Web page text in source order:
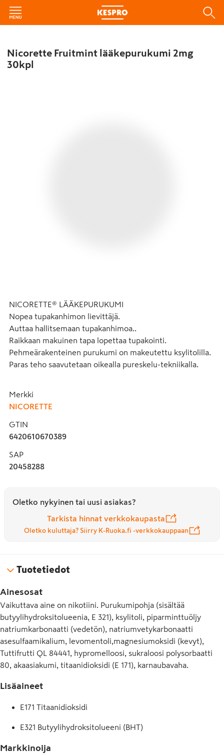
Nicorette Fruitmint lääkepurukumi 2mg
30kpl
NICORETTE® LÄÄKEPURUKUMI
Nopea tupakanhimon lievittäjä.
Auttaa hallitsemaan tupakanhimoa..
Raikkaan makuinen tapa lopettaa tupakointi.
Pehmeärakenteinen purukumi on makeutettu ksylitolilla.
Paras teho saavutetaan oikealla pureskelu-tekniikalla.
Merkki
NICORETTE
GTIN
6420610670389
SAP
20458288
Oletko nykyinen tai uusi asiakas?
Tarkista hinnat verkkokaupasta
Oletko kuluttaja? Siirry K-Ruoka.fi -verkkokauppaan
Tuotetiedot
Ainesosat
Vaikuttava aine on nikotiini. Purukumipohja (sisältää
butyylihydroksitolueenia, E 321), ksylitoli, piparminttuöljy
natriumkarbonaatti (vedetön), natriumvetykarbonaatti
asesulfaamikalium, levomentoli,magnesiumoksidi (kevyt),
Tuttifrutti QL 84441, hypromelloosi, sukraloosi polysorbaatti
80, akaasiakumi, titaanidioksidi (E 171), karnaubavaha.
Lisäaineet
E171 Titaanidioksidi
E321 Butyylihydroksitolueeni (BHT)
Markkinoija